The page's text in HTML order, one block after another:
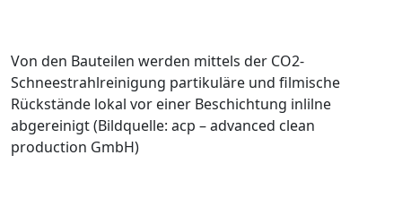
Von den Bauteilen werden mittels der CO2-
Schneestrahlreinigung partikuläre und filmische
Rückstände lokal vor einer Beschichtung inlilne
abgereinigt (Bildquelle: acp – advanced clean
production GmbH)